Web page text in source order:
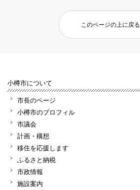
このページの上に戻る
小樽市について
市長のページ
小樽市のプロフィル
市議会
計画・構想
移住を応援します
ふるさと納税
市政情報
施設案内